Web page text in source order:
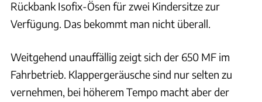
Rückbank Isofix-Ösen für zwei Kindersitze zur
Verfügung. Das bekommt man nicht überall.
Weitgehend unauffällig zeigt sich der 650 MF im
Fahrbetrieb. Klappergeräusche sind nur selten zu
vernehmen, bei höherem Tempo macht aber der